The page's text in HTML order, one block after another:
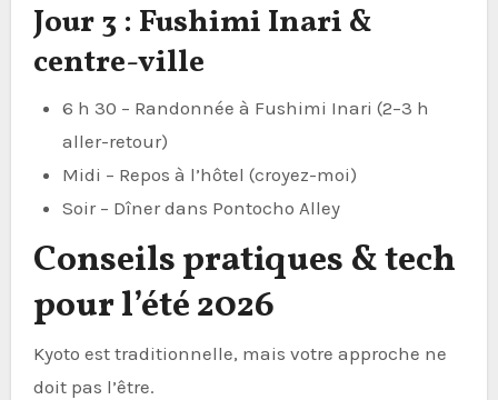
Jour 3 : Fushimi Inari &
centre-ville
6 h 30 – Randonnée à Fushimi Inari (2–3 h
aller-retour)
Midi – Repos à l’hôtel (croyez-moi)
Soir – Dîner dans Pontocho Alley
Conseils pratiques & tech
pour l’été 2026
Kyoto est traditionnelle, mais votre approche ne
doit pas l’être.